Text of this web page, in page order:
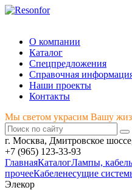
О компании
Каталог
Спецпредложения
Справочная
Наши проекты
Контакты
Мы светом украсим Вашу
г. Москва, Дмитровское
+7 (965) 123-33-93
ГлавнаяКаталогЛампы,
прочееКабеленесущие
Элекор